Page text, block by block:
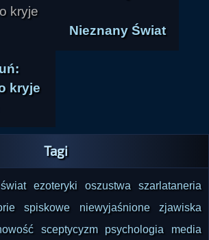
kryje
Nieznany Świat
Tagi
ezoteryki oszustwa
szarlataneria
spiskowe
niewyjaśnione zjawiska
sceptycyzm psychologia
media